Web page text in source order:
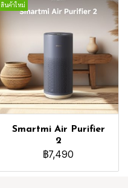
สินค้าใหม่
Smartmi Air Purifier
2
฿7,490